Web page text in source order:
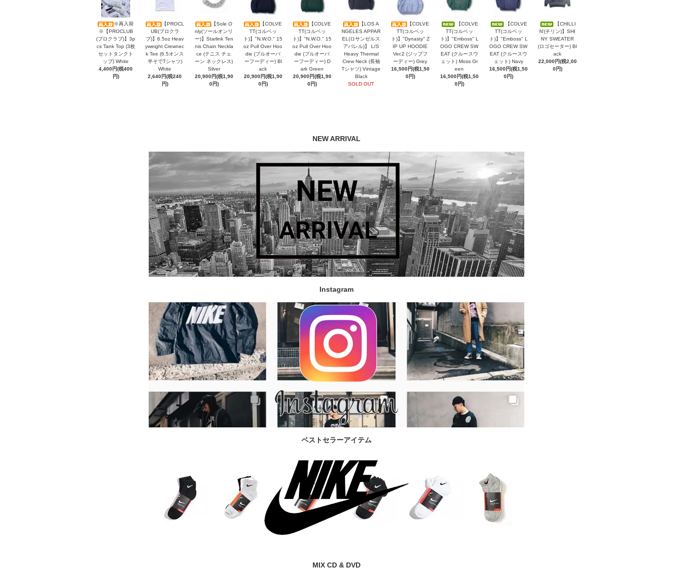
※再入荷
※【PROCLUB
(プロクラブ)】3p
cs Tank Top (3枚
セットタンクト
ップ) White
4,400円(税400
円)
【PROCL
UB(プロクラ
ブ)】6.5oz Heav
yweight Crewnec
k Tee (6.5オンス
半そでTシャツ)
White
2,640円(税240
円)
【Sole O
nly(ソールオンリ
ー)】Starlink Ten
nis Chain Neckla
ce (テニス チェ
ーン ネックレス)
Silver
20,900円(税1,90
0円)
【COLVE
TT(コルベッ
ト)】"N.W.O." 15
oz Pull Over Hoo
die (プルオーバ
ーフーディー) Bl
ack
20,900円(税1,90
0円)
【COLVE
TT(コルベッ
ト)】"N.W.O." 15
oz Pull Over Hoo
die (プルオーバ
ーフーディー) D
ark Green
20,900円(税1,90
0円)
【LOS A
NGELES APPAR
EL(ロサンゼルス
アパレル)】 L/S
Heavy Thermal
Crew Neck (長袖
Tシャツ) Vintage
Black
SOLD OUT
【COLVE
TT(コルベッ
ト)】"Dynasty" Z
IP UP HOODIE
Ver.2 (ジップフ
ーディー) Grey
16,500円(税1,50
0円)
【COLVE
TT(コルベッ
ト)】"Emboss" L
OGO CREW SW
EAT (クルースウ
ェット) Moss Gr
een
16,500円(税1,50
0円)
【COLVE
TT(コルベッ
ト)】"Emboss" L
OGO CREW SW
EAT (クルースウ
ェット) Navy
16,500円(税1,50
0円)
【CHILLI
N'(チリン)】SHI
NY SWEATER
(ロゴセーター) Bl
ack
22,000円(税2,00
0円)
NEW ARRIVAL
Instagram
ベストセラーアイテム
MIX CD & DVD